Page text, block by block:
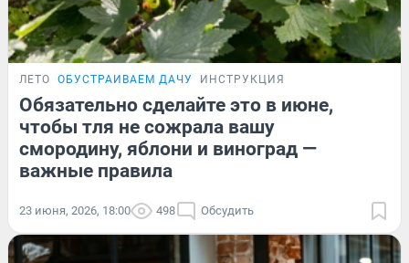
ЛЕТО ОБУСТРАИВАЕМ ДАЧУ ИНСТРУКЦИЯ
Обязательно сделайте это в июне,
чтобы тля не сожрала вашу
смородину, яблони и виноград —
важные правила
23 июня, 2026, 18:00 498 Обсудить